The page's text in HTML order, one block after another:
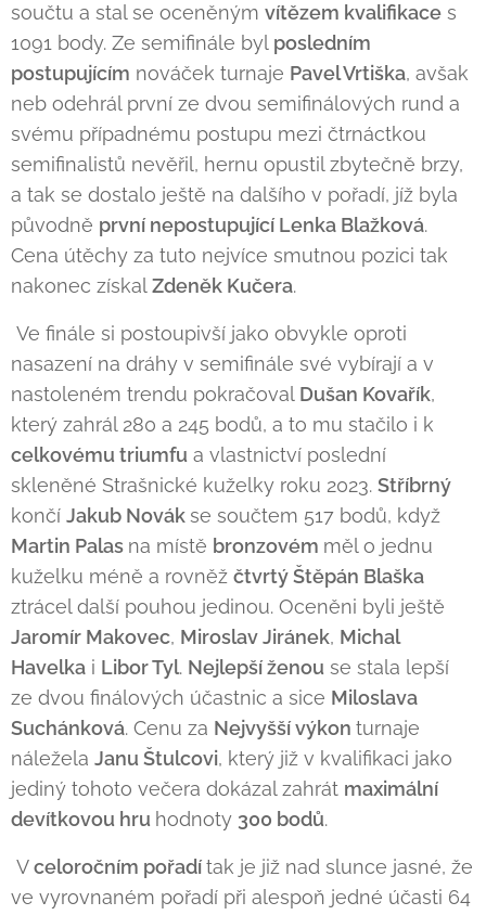
součtu a stal se oceněným vítězem kvalifikace s
1091 body. Ze semifinále byl posledním
postupujícím nováček turnaje Pavel Vrtiška, avšak
neb odehrál první ze dvou semifinálových rund a
svému případnému postupu mezi čtrnáctkou
semifinalistů nevěřil, hernu opustil zbytečně brzy,
a tak se dostalo ještě na dalšího v pořadí, jíž byla
původně první nepostupující Lenka Blažková.
Cena útěchy za tuto nejvíce smutnou pozici tak
nakonec získalZdeněk Kučera.
Ve finále si postoupivší jako obvykle oproti
nasazení na dráhy v semifinále své vybírají a v
nastoleném trendu pokračoval Dušan Kovařík,
který zahrál 280 a 245 bodů, a to mu stačilo i k
celkovému triumfu a vlastnictví poslední
skleněné Strašnické kuželky roku 2023. Stříbrný
končí Jakub Novákse součtem 517 bodů, když
Martin Palas na místě bronzovém měl o jednu
kuželku méně a rovněž čtvrtý Štěpán Blaška
ztrácel další pouhou jedinou. Oceněni byli ještě
Jaromír Makovec, Miroslav Jiránek, Michal
Havelka i Libor Tyl. Nejlepší ženou se stala lepší
ze dvou finálových účastnic a sice Miloslava
Suchánková. Cenu za Nejvyšší výkon turnaje
náležela Janu Štulcovi, který již v kvalifikaci jako
jediný tohoto večera dokázal zahrát maximální
devítkovou hru hodnoty 300 bodů.
Vceloročním pořadítak je již nad slunce jasné, že
ve vyrovnaném pořadí při alespoň jedné účasti 64